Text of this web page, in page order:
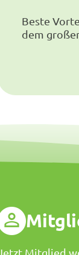
Beste
dem
Jetzt Mitglied